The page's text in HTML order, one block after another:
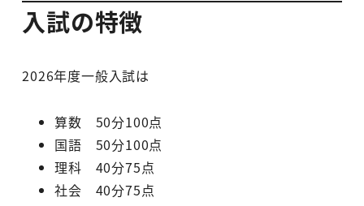
入試の特徴
2026年度一般入試は
算数 50分100点
国語 50分100点
理科 40分75点
社会 40分75点